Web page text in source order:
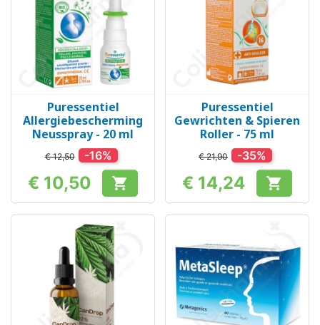
Puressentiel
Allergiebescherming
Neusspray - 20 ml
€ 12,50 -16%
Prijs
€ 10,50 
Puressentiel
Gewrichten & Spieren
Roller - 75 ml
€ 21,90 -35%
Prijs
€ 14,24 